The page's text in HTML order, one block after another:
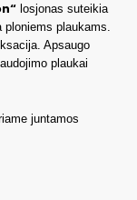
losjonas suteikia
plaukams.
Apsaugo
plaukai
juntamos